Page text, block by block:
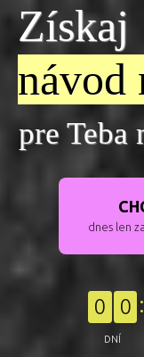
Získaj
návod
pre Teba
dnes len
0 0
DNÍ